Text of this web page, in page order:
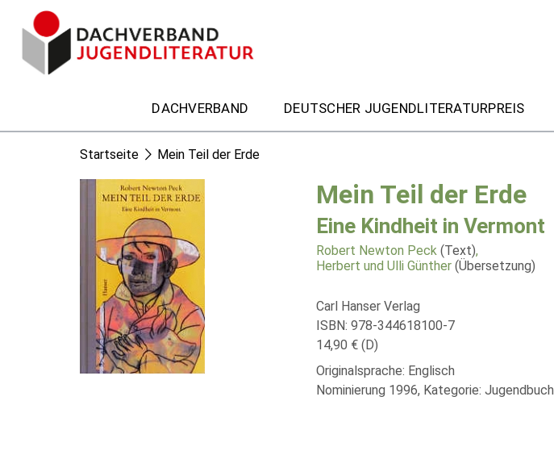
DACHVERBAND DEUTSCHER JUGENDLITERATURPREIS
Startseite Mein Teil der Erde
Mein Teil der Erde
Eine Kindheit in Vermont
Robert Newton Peck (Text),
Herbert und Ulli Günther (Übersetzung)
Carl Hanser Verlag
ISBN: 978-344618100-7
14,90 € (D)
Originalsprache: Englisch
Nominierung 1996, Kategorie: Jugendbuch